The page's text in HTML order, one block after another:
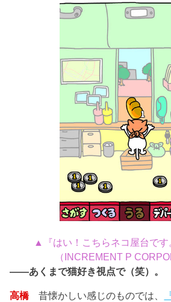
▲『はい！こちらネコ屋台です
（INCREMENT P
――あくまで猫好き視点で（笑）。
高橋昔懐かしい感じのものでは、